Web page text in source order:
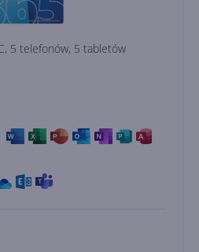
5 telefonów, 5 tabletów